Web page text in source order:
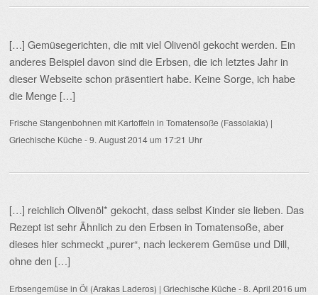
[…] Gemüsegerichten, die mit viel Olivenöl gekocht werden. Ein
anderes Beispiel davon sind die Erbsen, die ich letztes Jahr in
dieser Webseite schon präsentiert habe. Keine Sorge, ich habe
die Menge […]
Frische Stangenbohnen mit Kartoffeln in Tomatensoße (Fassolakia) |
Griechische Küche -9. August 2014 um 17:21 Uhr
[…] reichlich Olivenöl* gekocht, dass selbst Kinder sie lieben. Das
Rezept ist sehr Ähnlich zu den Erbsen in Tomatensoße, aber
dieses hier schmeckt „purer“, nach leckerem Gemüse und Dill,
ohne den […]
Erbsengemüse in Öl (Arakas Laderos) | Griechische Küche -8. April 2016 um